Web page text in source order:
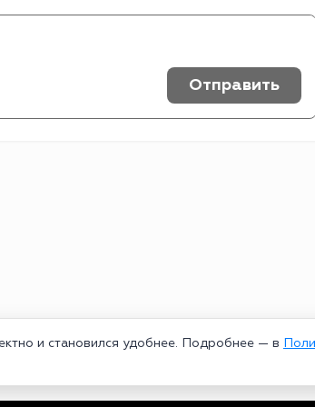
и становился удобнее. Подробнее — в
Отправить